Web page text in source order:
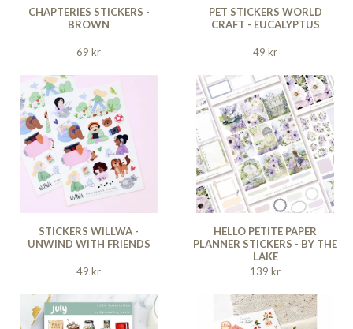
CHAPTERIES STICKERS -
BROWN
69 kr
PET STICKERS WORLD
CRAFT - EUCALYPTUS
49 kr
STICKERS WILLWA -
UNWIND WITH FRIENDS
49 kr
HELLO PETITE PAPER
PLANNER STICKERS - BY THE
LAKE
139 kr